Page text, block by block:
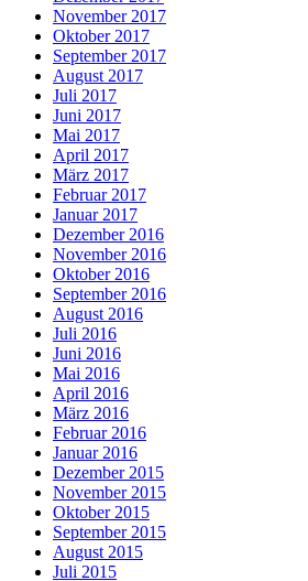
November 2017
Oktober 2017
September 2017
August 2017
Juli 2017
Juni 2017
Mai 2017
April 2017
März 2017
Februar 2017
Januar 2017
Dezember 2016
November 2016
Oktober 2016
September 2016
August 2016
Juli 2016
Juni 2016
Mai 2016
April 2016
März 2016
Februar 2016
Januar 2016
Dezember 2015
November 2015
Oktober 2015
September 2015
August 2015
Juli 2015